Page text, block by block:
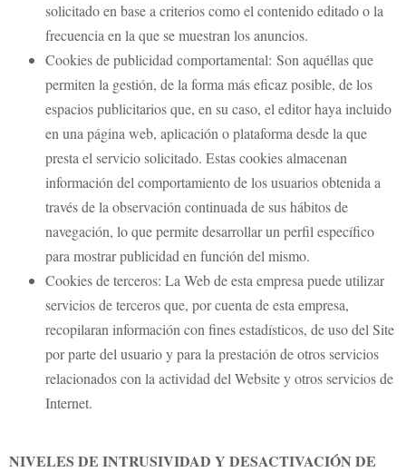
solicitado en base a criterios como el contenido editado o la
frecuencia en la que se muestran los anuncios.
Cookies de publicidad comportamental: Son aquéllas que
permiten la gestión, de la forma más eficaz posible, de los
espacios publicitarios que, en su caso, el editor haya incluido
en una página web, aplicación o plataforma desde la que
presta el servicio solicitado. Estas cookies almacenan
información del comportamiento de los usuarios obtenida a
través de la observación continuada de sus hábitos de
navegación, lo que permite desarrollar un perfil específico
para mostrar publicidad en función del mismo.
Cookies de terceros: La Web de esta empresa puede utilizar
servicios de terceros que, por cuenta de esta empresa,
recopilaran información con fines estadísticos, de uso del Site
por parte del usuario y para la prestación de otros servicios
relacionados con la actividad del Website y otros servicios de
Internet.
NIVELES DE INTRUSIVIDAD Y DESACTIVACIÓN DE